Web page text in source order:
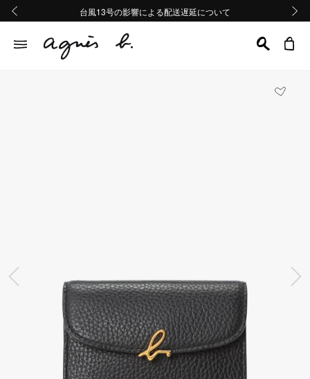
熊本地域地震の影響による配送遅延について
Summer Sale 2buy10%OFF!!
台風13号の影響による配送遅延について
熊本地域地震の影響による配送遅延について
Summer Sale 2buy10%OFF!!
前の画像